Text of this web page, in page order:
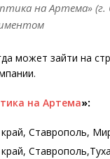
на Артема»
может зайти на
на Артема»:
Ставрополь,